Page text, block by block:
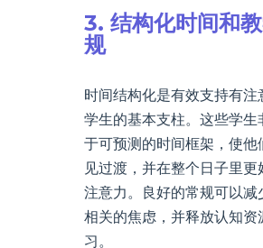
3. 结构化时间和
规
时间结构化是有效支持有注
学生的基本支柱。这些学生
于可预测的时间框架，使他
见过渡，并在整个日子里更
注意力。良好的常规可以减
相关的焦虑，并释放认知资
习。